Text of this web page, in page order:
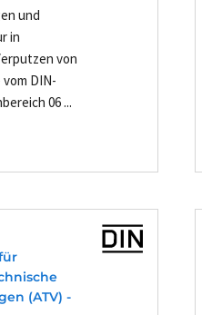
und
in
von
DIN-
06 ...
(ATV) -